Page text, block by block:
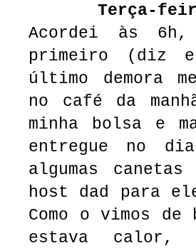
Terça-
Acordei às
primeiro (diz
último demora
no café da
minha bolsa e
entregue no
algumas canetas
host dad para
Como o vimos de
estava calor,